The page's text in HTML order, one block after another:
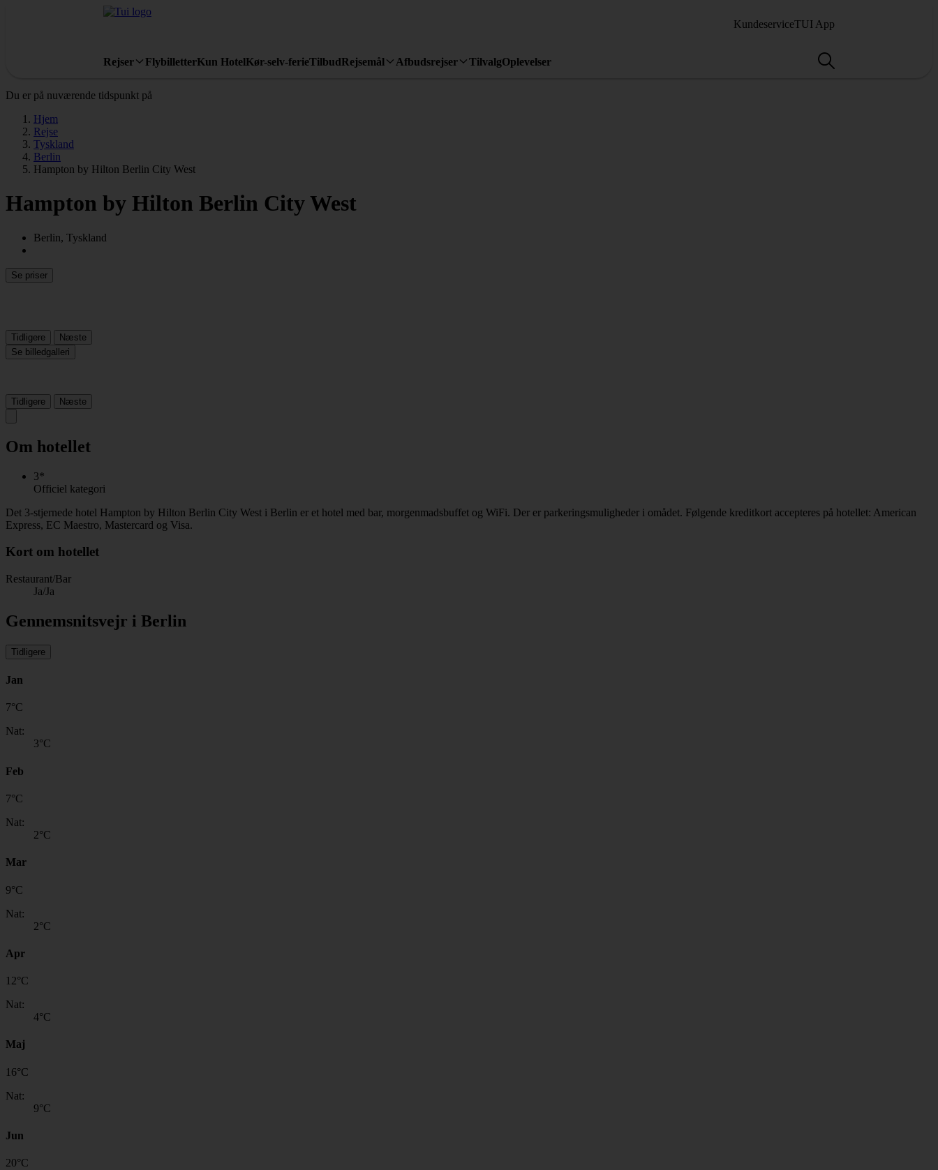
KundeserviceTUI App
Rejser FlybilletterKun HotelKør-selv-ferieTilbudRejsemål Afbudsrejser TilvalgOplevelser
Du er på nuværende tidspunkt på
Hjem
Rejse
Tyskland
Berlin
Hampton by Hilton Berlin City West
Hampton by Hilton Berlin City West
Berlin, Tyskland
Se priser
Tidligere
Næste
Se billedgalleri
Tidligere Næste
Om hotellet
3*
Officiel kategori
Det 3-stjernede hotel Hampton by Hilton Berlin City West i Berlin er et hotel med bar, morgenmadsbuffet og WiFi. Der er parkeringsmuligheder i omådet. Følgende kreditkort accepteres på hotellet: American
Express, EC Maestro, Mastercard og Visa.
Kort om hotellet
Restaurant/Bar
Ja/Ja
Gennemsnitsvejr i Berlin
Tidligere
Jan
7°C
Nat:
3°C
Feb
7°C
Nat:
2°C
Mar
9°C
Nat:
2°C
Apr
12°C
Nat:
4°C
Maj
16°C
Nat:
9°C
Jun
20°C